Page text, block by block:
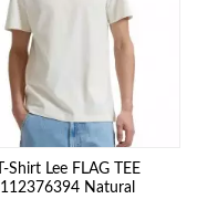
T-Shirt Lee FLAG TEE
112376394 Natural